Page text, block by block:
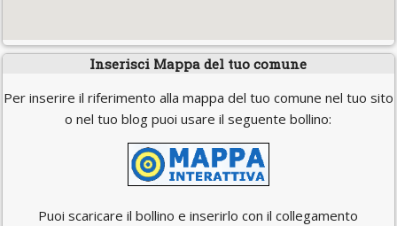
Inserisci Mappa del tuo comune
Per inserire il riferimento alla mappa del tuo comune nel tuo sito
o nel tuo blog puoi usare il seguente bollino:
Puoi scaricare il bollino e inserirlo con il collegamento